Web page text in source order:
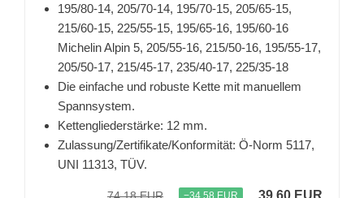
195/80-14, 205/70-14, 195/70-15, 205/65-15,
215/60-15, 225/55-15, 195/65-16, 195/60-16
Michelin Alpin 5, 205/55-16, 215/50-16, 195/55-17,
205/50-17, 215/45-17, 235/40-17, 225/35-18
Die einfache und robuste Kette mit manuellem
Spannsystem.
Kettengliederstärke: 12 mm.
Zulassung/Zertifikate/Konformität: Ö-Norm 5117,
UNI 11313, TÜV.
74,18 EUR −34,58 EUR 39,60 EUR